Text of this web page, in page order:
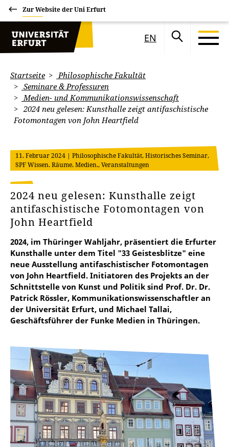
Zur Website der Uni Erfurt
EN
Startseite
Philosophische Fakultät
Seminare & Professuren
Medien- und Kommunikationswissenschaft
2024 neu gelesen: Kunsthalle zeigt antifaschistische
Fotomontagen von John Heartfield
11. Februar 2024 | Philosophische Fakultät, Historisches Seminar,
SPF Wissen. Räume. Medien., Veranstaltungen
2024 neu gelesen: Kunsthalle zeigt
antifaschistische Fotomontagen von
John Heartfield
2024, im Thüringer Wahljahr, präsentiert die Erfurter
Kunsthalle unter dem Titel "33 Geistesblitze" eine
neue Ausstellung antifaschistischer Fotomontagen
von John Heartfield. Initiatoren des Projekts an der
Schnittstelle von Kunst und Politik sind Prof. Dr. Dr.
Patrick Rössler, Kommunikationswissenschaftler an
der Universität Erfurt, und Michael Tallai,
Geschäftsführer der Funke Medien in Thüringen.